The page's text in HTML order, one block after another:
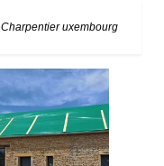
Charpentier uxembourg